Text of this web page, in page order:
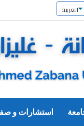
استشارات و